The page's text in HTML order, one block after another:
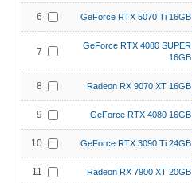
6 GeForce RTX 5070 Ti 16GB
7
GeForce RTX 4080 SUPER
16GB
8 Radeon RX 9070 XT 16GB
9 GeForce RTX 4080 16GB
10 GeForce RTX 3090 Ti 24GB
11 Radeon RX 7900 XT 20GB